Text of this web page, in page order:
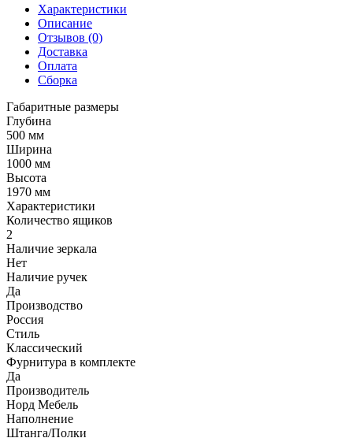
Характеристики
Описание
Отзывов (0)
Доставка
Оплата
Сборка
Габаритные размеры
Глубина
500 мм
Ширина
1000 мм
Высота
1970 мм
Характеристики
Количество ящиков
2
Наличие зеркала
Нет
Наличие ручек
Да
Производство
Россия
Стиль
Классический
Фурнитура в комплекте
Да
Производитель
Норд Мебель
Наполнение
Штанга/Полки